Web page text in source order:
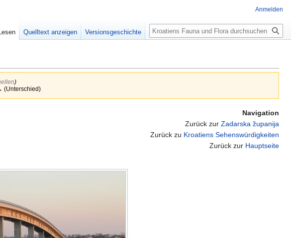
)
(Unterschied)
Navigation
Zurück zur Zadarska županija
Zurück zu Kroatiens Sehenswürdigkeiten
Zurück zur Hauptseite
Anmelden
Quelltext anzeigen Versionsgeschichte Suche